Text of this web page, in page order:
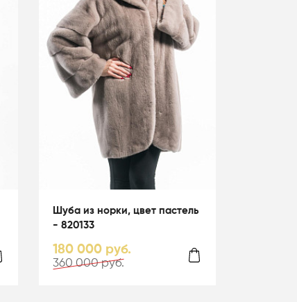
Шуба из норки, цвет пастель
- 820133
180 000 руб.
360 000 руб.